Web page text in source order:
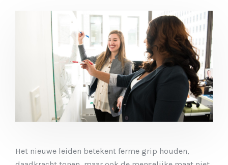
Het nieuwe leiden betekent ferme grip houden,